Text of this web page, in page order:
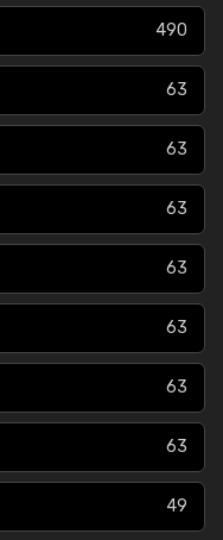
490
63
63
63
63
63
63
63
49